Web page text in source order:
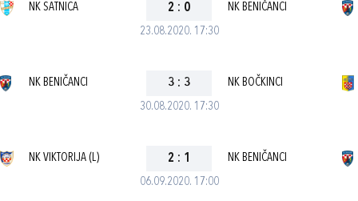
23.08.2020. 17:30
NK SATNICA 2 : 0 NK BENIČANCI
30.08.2020. 17:30
NK BENIČANCI 3 : 3 NK BOČKINCI
06.09.2020. 17:00
NK VIKTORIJA (L) 2 : 1 NK BENIČANCI